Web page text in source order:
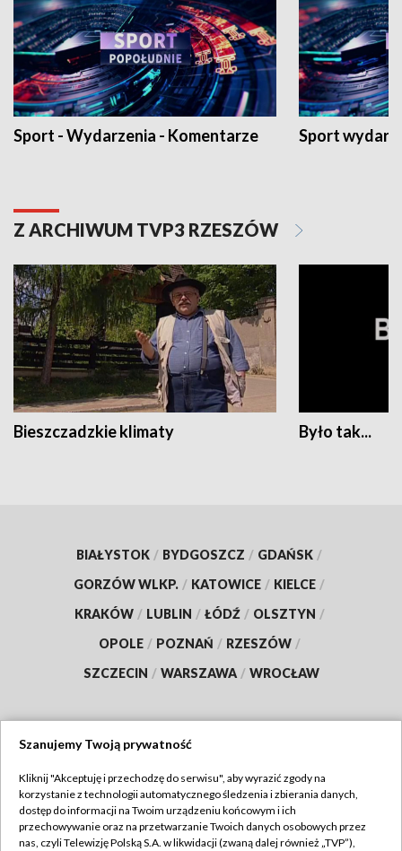
Sport - Wydarzenia - Komentarze Sport
Z ARCHIWUM TVP3 RZESZÓW
Bieszczadzkie klimaty Było tak...
BIAŁYSTOK / BYDGOSZCZ / GDAŃSK /
GORZÓW WLKP. / KATOWICE / KIELCE /
KRAKÓW / LUBLIN / ŁÓDŹ / OLSZTYN /
OPOLE / POZNAŃ / RZESZÓW /
SZCZECIN / WARSZAWA / WROCŁAW
TVP
Abonament TVP
Regulamin TVP
Szanujemy Twoją prywatność
Kliknij "Akceptuję i przechodzę do serwisu", aby wyrazić zgody na
korzystanie z technologii automatycznego śledzenia i zbierania danych,
dostęp do informacji na Twoim urządzeniu końcowym i ich
przechowywanie oraz na przetwarzanie Twoich danych osobowych przez
nas, czyli Telewizję Polską S.A. w likwidacji (zwaną dalej również „TVP”),